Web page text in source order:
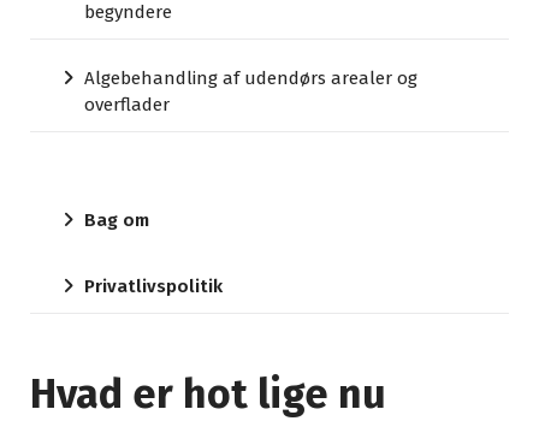
begyndere
Algebehandling af udendørs arealer og
overflader
Bag om
Privatlivspolitik
Hvad er hot lige nu